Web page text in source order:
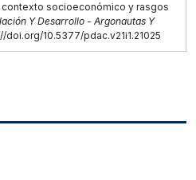
contexto socioeconómico y rasgos
Y Desarrollo - Argonautas Y
doi.org/10.5377/pdac.v21i1.21025